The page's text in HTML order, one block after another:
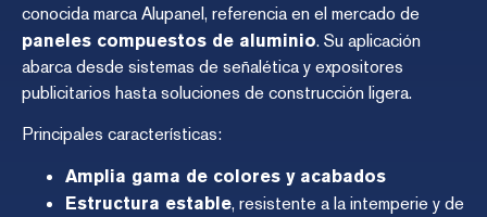
conocida marca Alupanel, referencia en el mercado de
paneles compuestos de aluminio. Su aplicación
abarca desde sistemas de señalética y expositores
publicitarios hasta soluciones de construcción ligera.
Principales características:
Amplia gama de colores y acabados
Estructura estable, resistente a la intemperie y de